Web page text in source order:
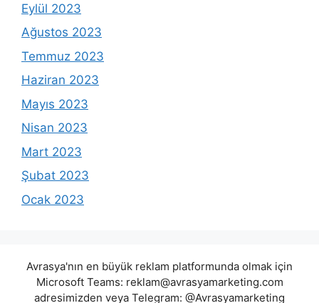
Eylül 2023
Ağustos 2023
Temmuz 2023
Haziran 2023
Mayıs 2023
Nisan 2023
Mart 2023
Şubat 2023
Ocak 2023
Avrasya'nın en büyük reklam platformunda olmak için
Microsoft Teams: reklam@avrasyamarketing.com
adresimizden veya Telegram: @Avrasyamarketing